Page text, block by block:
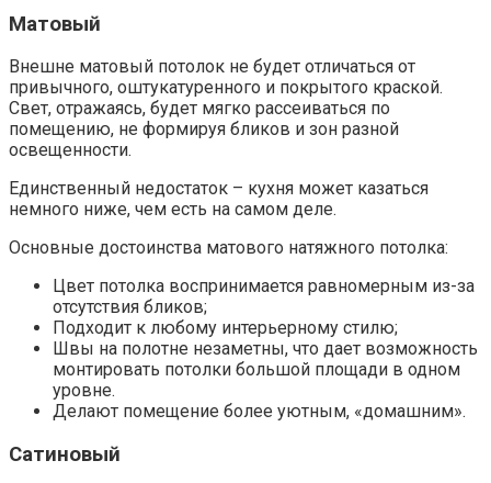
Матовый
Внешне матовый потолок не будет отличаться от
привычного, оштукатуренного и покрытого краской.
Свет, отражаясь, будет мягко рассеиваться по
помещению, не формируя бликов и зон разной
освещенности.
Единственный недостаток – кухня может казаться
немного ниже, чем есть на самом деле.
Основные достоинства матового натяжного потолка:
Цвет потолка воспринимается равномерным из-за
отсутствия бликов;
Подходит к любому интерьерному стилю;
Швы на полотне незаметны, что дает возможность
монтировать потолки большой площади в одном
уровне.
Делают помещение более уютным, «домашним».
Сатиновый